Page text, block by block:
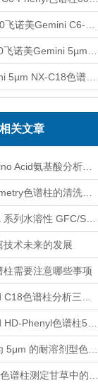
相关文章
技术未来的发展
柱需要注意哪些事项